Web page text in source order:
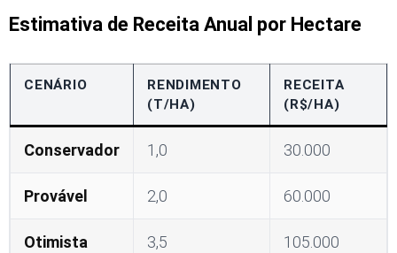
Estimativa de Receita Anual por Hectare
CENÁRIO
RENDIMENTO
(T/HA)
RECEITA
(R$/HA)
Conservador 1,0 30.000
Provável 2,0 60.000
Otimista 3,5 105.000